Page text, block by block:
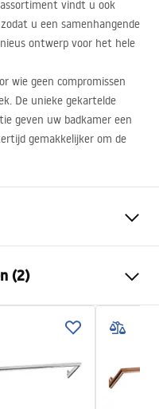
vindt u ook
u een samenhangende
ontwerp voor het hele
wie geen compromissen
De unieke gekartelde
geven uw badkamer een
gemakkelijker om de
(2)